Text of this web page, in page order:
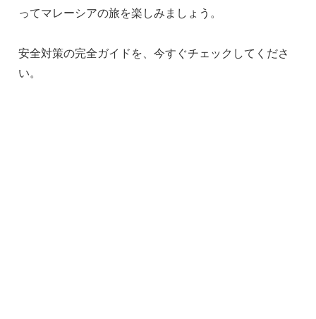
ってマレーシアの旅を楽しみましょう。
安全対策の完全ガイドを、今すぐチェックしてくださ
い。